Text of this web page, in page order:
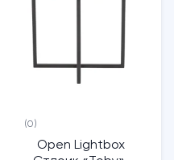
(0)
Open Lightbox